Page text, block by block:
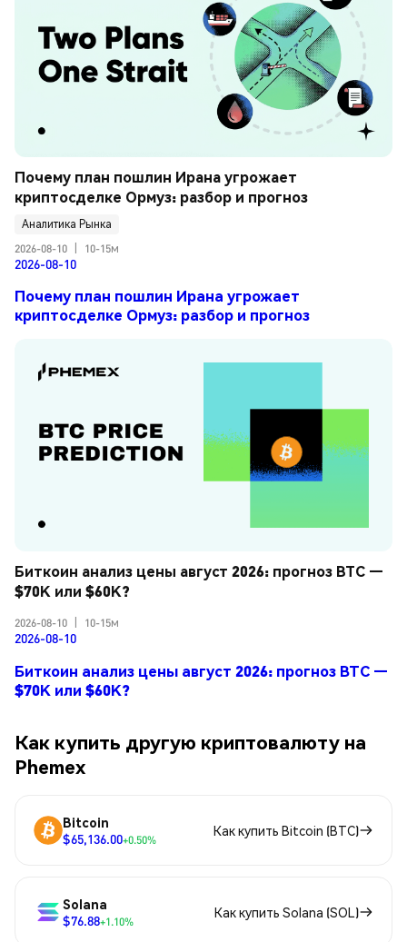
Почему план пошлин Ирана угрожает
криптосделке Ормуз: разбор и прогноз
Аналитика Рынка
2026-08-10
10-15м
2026-08-10
Почему план пошлин Ирана угрожает
криптосделке Ормуз: разбор и прогноз
Биткоин анализ цены август 2026: прогноз BTC —
$70K или $60K?
2026-08-10 10-15м
2026-08-10
Биткоин анализ цены август 2026: прогноз BTC —
$70K или $60K?
Как купить другую криптовалюту на
Phemex
Bitcoin
$65,136.00+0.50%
Как купить Bitcoin (BTC)
Solana
$76.88+1.10%
Как купить Solana (SOL)